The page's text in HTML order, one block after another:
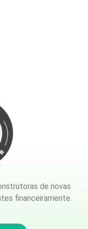
de novas
financeiramente.